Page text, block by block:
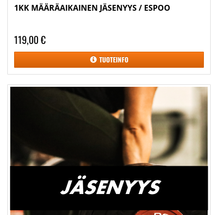
1KK MÄÄRÄAIKAINEN JÄSENYYS / ESPOO
119,00 €
TUOTEINFO